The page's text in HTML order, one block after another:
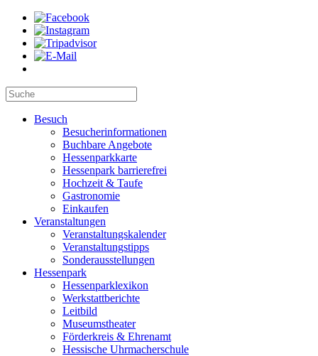
Besuch
Besucherinformationen
Buchbare Angebote
Hessenparkkarte
Hessenpark barrierefrei
Hochzeit & Taufe
Gastronomie
Einkaufen
Veranstaltungen
Veranstaltungskalender
Veranstaltungstipps
Sonderausstellungen
Hessenpark
Hessenparklexikon
Werkstattberichte
Leitbild
Museumstheater
Förderkreis & Ehrenamt
Hessische Uhrmacherschule